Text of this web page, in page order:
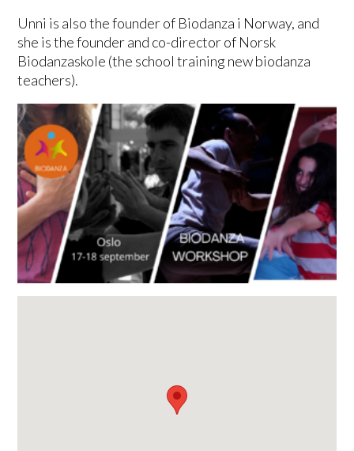
Unni is also the founder of Biodanza i Norway, and
she is the founder and co-director of Norsk
Biodanzaskole (the school training new biodanza
teachers).